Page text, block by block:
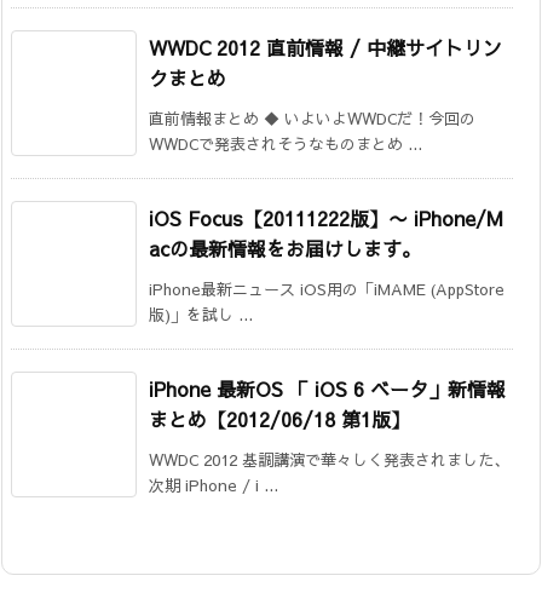
WWDC 2012 直前情報 / 中継サイトリン
クまとめ
直前情報まとめ ◆ いよいよWWDCだ！今回の
WWDCで発表されそうなものまとめ ...
iOS Focus【20111222版】 〜 iPhone/M
acの最新情報をお届けします。
iPhone最新ニュース iOS用の「iMAME (AppStore
版)」を試し ...
iPhone 最新OS 「 iOS 6 ベータ」新情報
まとめ【2012/06/18 第1版】
WWDC 2012 基調講演で華々しく発表されました、
次期 iPhone / i ...